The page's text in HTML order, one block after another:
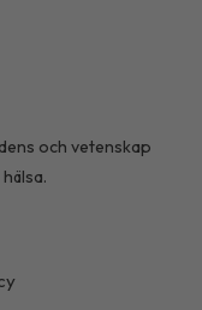
och vetenskap